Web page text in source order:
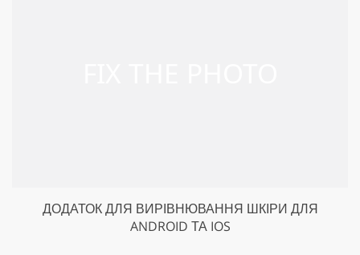
ДОДАТОК ДЛЯ ВИРІВНЮВАННЯ ШКІРИ ДЛЯ
ANDROID ТА IOS